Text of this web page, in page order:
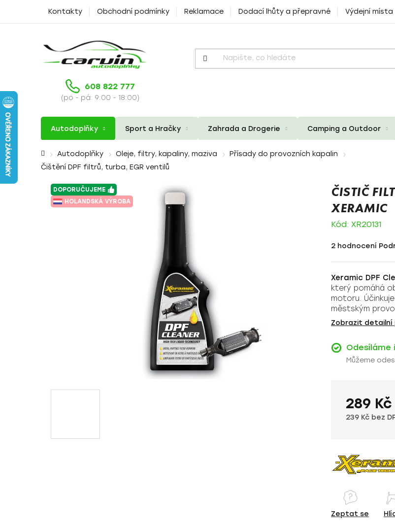
Kontakty Obchodní podmínky Reklamace Dodací lhůty a přepravné Výdejní místa
608 822 777
(po - pá: 9:00 - 18:00)
Autodoplňky Sport a Hračky Zahrada a Drogerie Camping a Outdoor
Domů Autodoplňky Oleje, filtry, kapaliny, maziva
Přísady do provozních kapalin
Čištění DPF filtrů, turba, EGR ventilů
ČISTIČ
XERAMIC
Kód: XR20131
Průměrné
je
5,0
z
5
hvězdiček.
2 hodnocení
Xeramic DPF
který pomáhá
motoru.
městským
Zobrazit detailní
Odesíláme
289 Kč
239 Kč bez
Zeptat se
DOPORUČUJEME
HOLANDSKÁ VÝROBA